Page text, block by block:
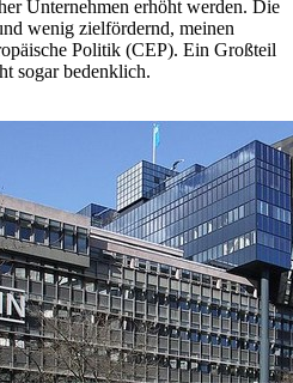
Unternehmen erhöht werden. Die
wenig zielfördernd, meinen
Politik (CEP). Ein Großteil
sogar bedenklich.